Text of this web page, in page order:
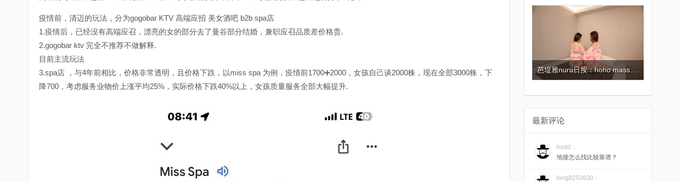
疫情前，清迈的玩法，分为gogobar KTV 高端应招 美女酒吧 b2b spa店
1.疫情后，已经没有高端应召，漂亮的女的部分去了曼谷部分结婚，兼职应召品质差价格贵.
2.gogobar ktv 完全不推荐不做解释.
目前主流玩法
3.spa店 ，与4年前相比，价格非常透明，且价格下跌，以miss spa 为例，疫情前1700➕2000，女孩自己谈2000株，现在全部3000株，下
降700，考虑服务业物价上涨平均25%，实际价格下跌40%以上，女孩质量服务全部大幅提升.
芭堤雅nuru日按：hoho massage
最新评论
hodd：
地接怎么找比较靠谱？
long8253600：